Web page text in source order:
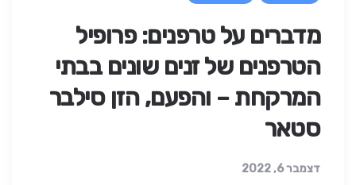
מדברים על טרפנים: פרופיל
הטרפנים של זנים שונים בבתי
המרקחת – והפעם, הזן סילבר
סטאר
דצמבר 6, 2022